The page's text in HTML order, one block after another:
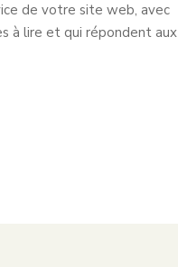
de votre site web, avec
à lire et qui répondent aux